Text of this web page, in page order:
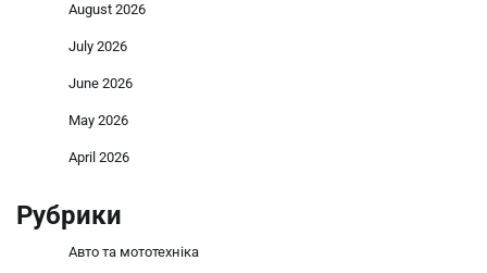
August 2026
July 2026
June 2026
May 2026
April 2026
Рубрики
Авто та мототехніка